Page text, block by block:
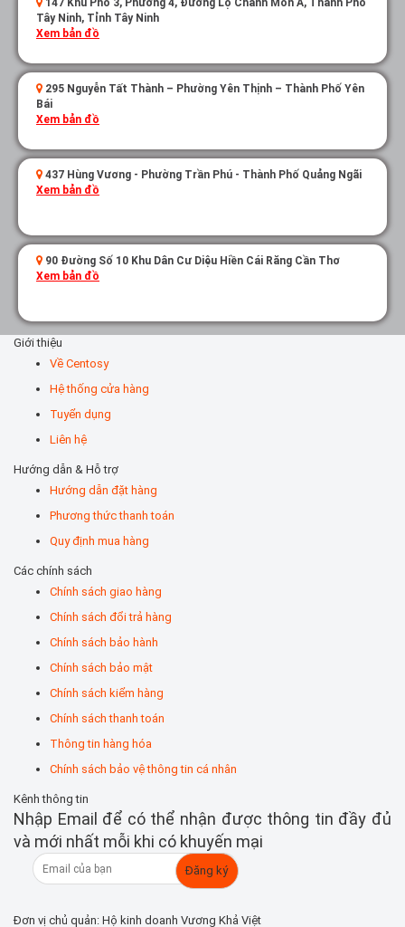
147 Khu Phố 3, Phường 4, Đường Lộ Chánh Môn A, Thành Phố
Tây Ninh, Tỉnh Tây Ninh
Xem bản đồ
295 Nguyễn Tất Thành – Phường Yên Thịnh – Thành Phố Yên
Bái
Xem bản đồ
437 Hùng Vương - Phường Trần Phú - Thành Phố Quảng Ngãi
Xem bản đồ
90 Đường Số 10 Khu Dân Cư Diệu Hiền Cái Răng Cần Thơ
Xem bản đồ
Giới thiệu
Về Centosy
Hệ thống cửa hàng
Tuyển dụng
Liên hệ
Hướng dẫn & Hỗ trợ
Hướng dẫn đặt hàng
Phương thức thanh toán
Quy định mua hàng
Các chính sách
Chính sách giao hàng
Chính sách đổi trả hàng
Chính sách bảo hành
Chính sách bảo mật
Chính sách kiểm hàng
Chính sách thanh toán
Thông tin hàng hóa
Chính sách bảo vệ thông tin cá nhân
Kênh thông tin
Nhập Email để có thể nhận được thông tin đầy đủ
và mới nhất mỗi khi có khuyến mại
Đơn vị chủ quản: Hộ kinh doanh Vương Khả Việt